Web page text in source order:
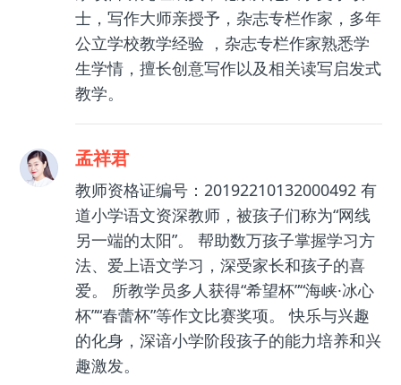
士，写作大师亲授予，杂志专栏作家，多年
公立学校教学经验 ，杂志专栏作家熟悉学
生学情，擅长创意写作以及相关读写启发式
教学。
孟祥君
教师资格证编号：20192210132000492 有
道小学语文资深教师，被孩子们称为“网线
另一端的太阳”。 帮助数万孩子掌握学习方
法、爱上语文学习，深受家长和孩子的喜
爱。 所教学员多人获得“希望杯”“海峡·冰心
杯”“春蕾杯”等作文比赛奖项。 快乐与兴趣
的化身，深谙小学阶段孩子的能力培养和兴
趣激发。